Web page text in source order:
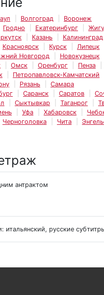
Волгоград
Воронеж
Гродно Екатеринбург
Казань
Калининград
Красноярск Курск Липецк
Новгород
Новокузнецк
Омск Оренбург Пенза
Петропавловск-Камчатский
Рязань
Самара
Саранск Саратов
Сыктывкар Таганрог
Уфа Хабаровск
Черноголовка Чита
антрактом
итальянский, русские